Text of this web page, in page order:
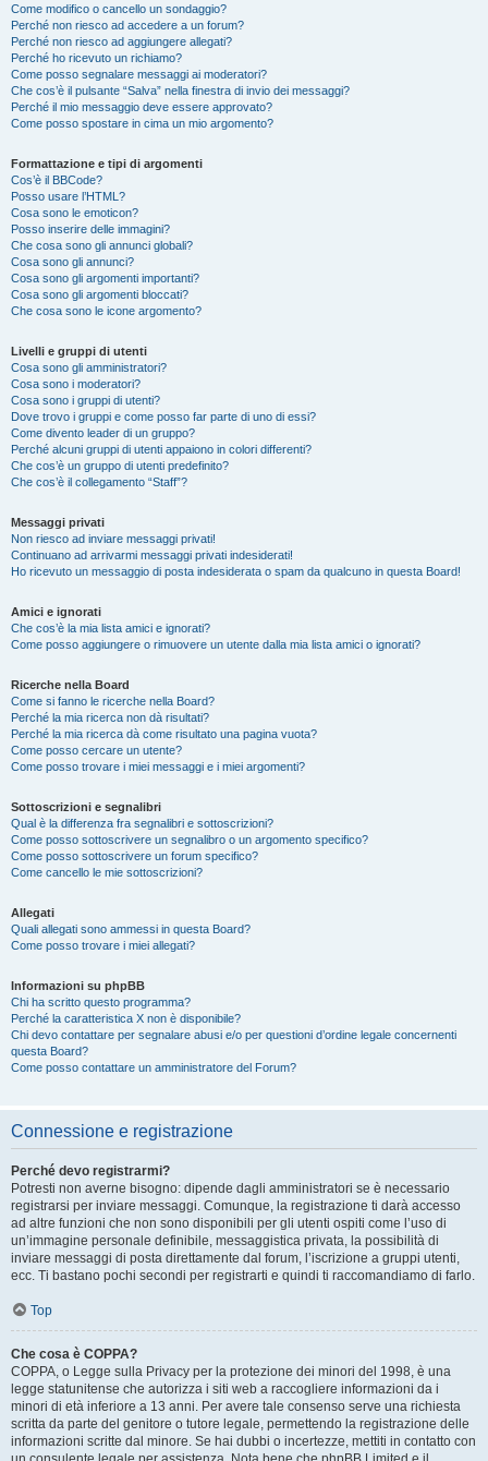
Come modifico o cancello un sondaggio?
Perché non riesco ad accedere a un forum?
Perché non riesco ad aggiungere allegati?
Perché ho ricevuto un richiamo?
Come posso segnalare messaggi ai moderatori?
Che cos’è il pulsante “Salva” nella finestra di invio dei messaggi?
Perché il mio messaggio deve essere approvato?
Come posso spostare in cima un mio argomento?
Formattazione e tipi di argomenti
Cos’è il BBCode?
Posso usare l’HTML?
Cosa sono le emoticon?
Posso inserire delle immagini?
Che cosa sono gli annunci globali?
Cosa sono gli annunci?
Cosa sono gli argomenti importanti?
Cosa sono gli argomenti bloccati?
Che cosa sono le icone argomento?
Livelli e gruppi di utenti
Cosa sono gli amministratori?
Cosa sono i moderatori?
Cosa sono i gruppi di utenti?
Dove trovo i gruppi e come posso far parte di uno di essi?
Come divento leader di un gruppo?
Perché alcuni gruppi di utenti appaiono in colori differenti?
Che cos’è un gruppo di utenti predefinito?
Che cos’è il collegamento “Staff”?
Messaggi privati
Non riesco ad inviare messaggi privati!
Continuano ad arrivarmi messaggi privati indesiderati!
Ho ricevuto un messaggio di posta indesiderata o spam da qualcuno in questa Board!
Amici e ignorati
Che cos’è la mia lista amici e ignorati?
Come posso aggiungere o rimuovere un utente dalla mia lista amici o ignorati?
Ricerche nella Board
Come si fanno le ricerche nella Board?
Perché la mia ricerca non dà risultati?
Perché la mia ricerca dà come risultato una pagina vuota?
Come posso cercare un utente?
Come posso trovare i miei messaggi e i miei argomenti?
Sottoscrizioni e segnalibri
Qual è la differenza fra segnalibri e sottoscrizioni?
Come posso sottoscrivere un segnalibro o un argomento specifico?
Come posso sottoscrivere un forum specifico?
Come cancello le mie sottoscrizioni?
Allegati
Quali allegati sono ammessi in questa Board?
Come posso trovare i miei allegati?
Informazioni su phpBB
Chi ha scritto questo programma?
Perché la caratteristica X non è disponibile?
Chi devo contattare per segnalare abusi e/o per questioni d’ordine legale concernenti
questa Board?
Come posso contattare un amministratore del Forum?
Connessione e registrazione
Perché devo registrarmi?
Potresti non averne bisogno: dipende dagli amministratori se è necessario
registrarsi per inviare messaggi. Comunque, la registrazione ti darà accesso
ad altre funzioni che non sono disponibili per gli utenti ospiti come l’uso di
un’immagine personale definibile, messaggistica privata, la possibilità di
inviare messaggi di posta direttamente dal forum, l’iscrizione a gruppi utenti,
ecc. Ti bastano pochi secondi per registrarti e quindi ti raccomandiamo di farlo.
Top
Che cosa è COPPA?
COPPA, o Legge sulla Privacy per la protezione dei minori del 1998, è una
legge statunitense che autorizza i siti web a raccogliere informazioni da i
minori di età inferiore a 13 anni. Per avere tale consenso serve una richiesta
scritta da parte del genitore o tutore legale, permettendo la registrazione delle
informazioni scritte dal minore. Se hai dubbi o incertezze, mettiti in contatto con